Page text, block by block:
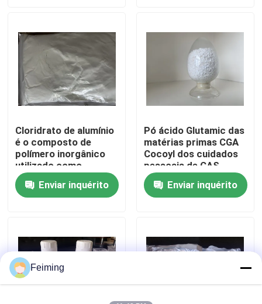
Vídeos
Sobre nós
Controle da qualidade
Contacte-nos
Monômero do Polyimide
processos químicos
como descoloração,
coloração,
permanente e
alisamento.
Cloridrato de alumínio
é o composto de
polímero inorgânico
utilizado como
ingrediente em
suplementos para
cosméticos ou
farmacêutica
Indústria química
diária Tratamento de
água potável
Enviar inquérito
Pó ácido Glutamic das
matérias primas CGA
Cocoyl dos cuidados
pessoais de CAS
210357-12-3
Enviar inquérito
Feiming